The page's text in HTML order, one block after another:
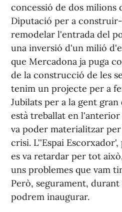
concessió de dos milions
Diputació per a
remodelar l'entrada del
una inversió d'un milió
que Mercadona ja puga
de la construcció de les
tenim un projecte per a
Jubilats per a la gent
està treballat en
va poder materialitzar
crisi. L''Espai
es va retardar per tot
uns problemes que vam
Però, segurament,
podrem inaugurar.